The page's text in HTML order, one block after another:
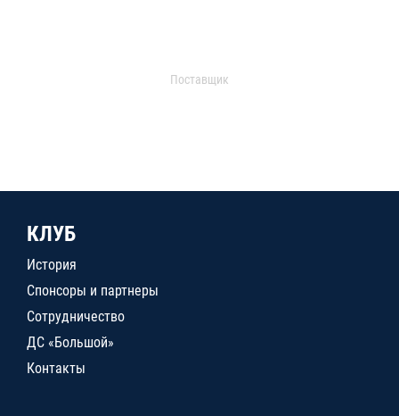
Поставщик
КЛУБ
История
Спонсоры и партнеры
Сотрудничество
ДС «Большой»
Контакты